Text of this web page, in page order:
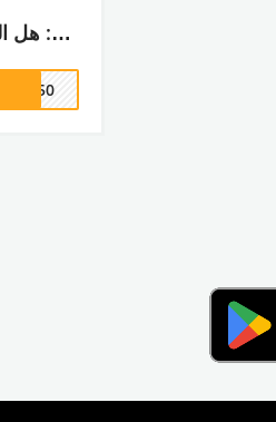
🏷️ تجربتي مع سن آند ساند سبورتس: هل المنتجات الرياضية أصلية؟ + كود MUN50
UN50